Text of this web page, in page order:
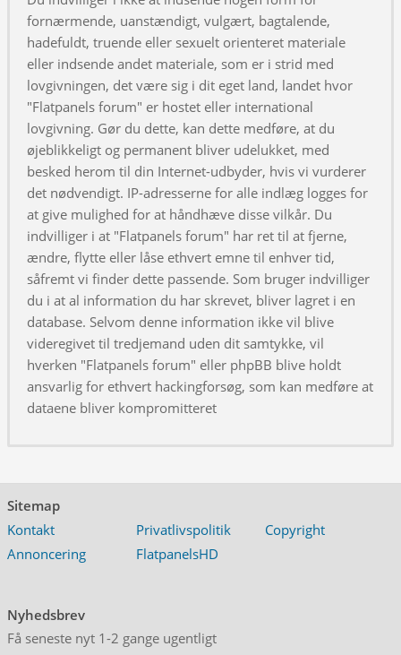
fornærmende, uanstændigt, vulgært, bagtalende,
hadefuldt, truende eller sexuelt orienteret materiale
eller indsende andet materiale, som er i strid med
lovgivningen, det være sig i dit eget land, landet hvor
"Flatpanels forum" er hostet eller international
lovgivning. Gør du dette, kan dette medføre, at du
øjeblikkeligt og permanent bliver udelukket, med
besked herom til din Internet-udbyder, hvis vi vurderer
det nødvendigt. IP-adresserne for alle indlæg logges for
at give mulighed for at håndhæve disse vilkår. Du
indvilliger i at "Flatpanels forum" har ret til at fjerne,
ændre, flytte eller låse ethvert emne til enhver tid,
såfremt vi finder dette passende. Som bruger indvilliger
du i at al information du har skrevet, bliver lagret i en
database. Selvom denne information ikke vil blive
videregivet til tredjemand uden dit samtykke, vil
hverken "Flatpanels forum" eller phpBB blive holdt
ansvarlig for ethvert hackingforsøg, som kan medføre at
dataene bliver kompromitteret
Sitemap
Kontakt
Privatlivspolitik
Copyright
Annoncering
FlatpanelsHD
Nyhedsbrev
Få seneste nyt 1-2 gange ugentligt